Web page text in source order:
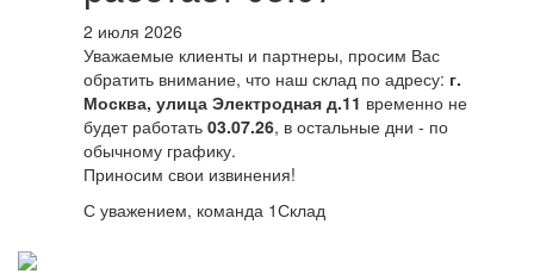
2 июля 2026
Уважаемые клиенты и партнеры, просим Вас
обратить внимание, что наш склад по адресу: г.
Москва, улица Электродная д.11 временно не
будет работать 03.07.26, в остальные дни - по
обычному графику.
Приносим свои извинения!
С уважением, команда 1Склад